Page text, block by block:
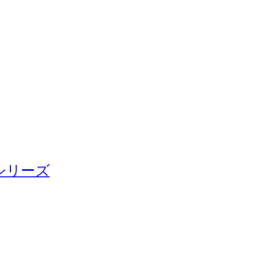
リーズ